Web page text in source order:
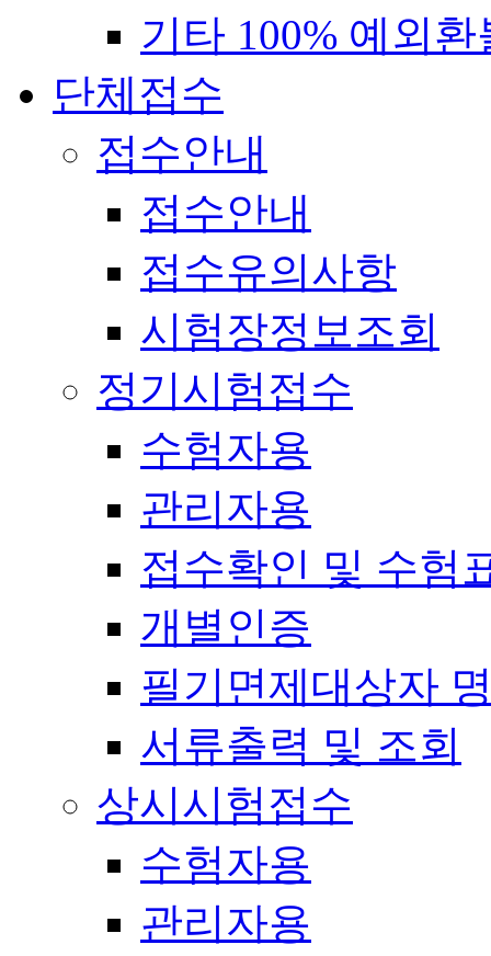
기타 100% 예외환
단체접수
접수안내
접수안내
접수유의사항
시험장정보조회
정기시험접수
수험자용
관리자용
접수확인 및 수험
개별인증
필기면제대상자
서류출력 및 조회
상시시험접수
수험자용
관리자용